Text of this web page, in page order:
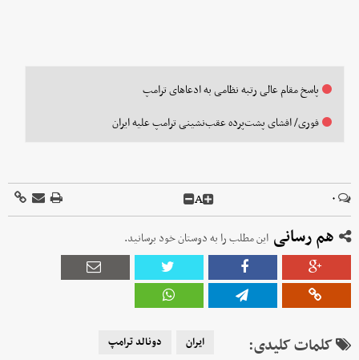
پاسخ مقام عالی رتبه نظامی به ادعاهای ترامپ
فوری/ افشای پشت‌پرده عقب‌نشینی ترامپ علیه ایران
۰ A
هم رسانی این مطلب را به دوستان خود برسانید.
کلمات کلیدی: ایران دونالد ترامپ